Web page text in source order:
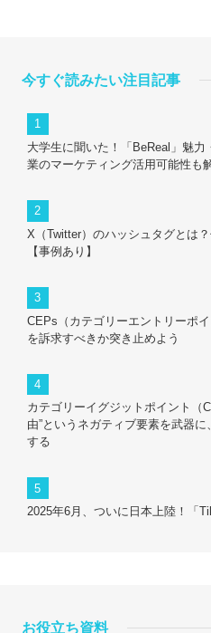
今すぐ読みたい注目記事
大学生に聞いた！「BeReal」魅
業のマーケティング活用可能性も
X（Twitter）のハッシュタグとは
【事例あり】
CEPs（カテゴリーエントリーポ
を訴求すべきか突き止めよう
カテゴリーイグジットポイント（
由”というネガティブ要素を武器
する
2025年6月、ついに日本上陸！「
お役立ち資料